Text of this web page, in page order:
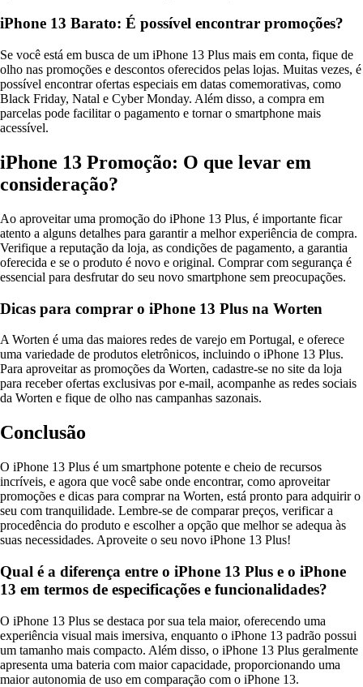
iPhone 13 Barato: É possível encontrar promoções?
Se você está em busca de um iPhone 13 Plus mais em conta, fique de
olho nas promoções e descontos oferecidos pelas lojas. Muitas vezes, é
possível encontrar ofertas especiais em datas comemorativas, como
Black Friday, Natal e Cyber Monday. Além disso, a compra em
parcelas pode facilitar o pagamento e tornar o smartphone mais
acessível.
iPhone 13 Promoção: O que levar em
consideração?
Ao aproveitar uma promoção do iPhone 13 Plus, é importante ficar
atento a alguns detalhes para garantir a melhor experiência de compra.
Verifique a reputação da loja, as condições de pagamento, a garantia
oferecida e se o produto é novo e original. Comprar com segurança é
essencial para desfrutar do seu novo smartphone sem preocupações.
Dicas para comprar o iPhone 13 Plus na Worten
A Worten é uma das maiores redes de varejo em Portugal, e oferece
uma variedade de produtos eletrônicos, incluindo o iPhone 13 Plus.
Para aproveitar as promoções da Worten, cadastre-se no site da loja
para receber ofertas exclusivas por e-mail, acompanhe as redes sociais
da Worten e fique de olho nas campanhas sazonais.
Conclusão
O iPhone 13 Plus é um smartphone potente e cheio de recursos
incríveis, e agora que você sabe onde encontrar, como aproveitar
promoções e dicas para comprar na Worten, está pronto para adquirir o
seu com tranquilidade. Lembre-se de comparar preços, verificar a
procedência do produto e escolher a opção que melhor se adequa às
suas necessidades. Aproveite o seu novo iPhone 13 Plus!
Qual é a diferença entre o iPhone 13 Plus e o iPhone
13 em termos de especificações e funcionalidades?
O iPhone 13 Plus se destaca por sua tela maior, oferecendo uma
experiência visual mais imersiva, enquanto o iPhone 13 padrão possui
um tamanho mais compacto. Além disso, o iPhone 13 Plus geralmente
apresenta uma bateria com maior capacidade, proporcionando uma
maior autonomia de uso em comparação com o iPhone 13.